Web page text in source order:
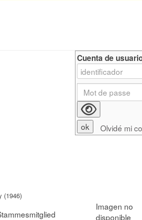
(1946)
Cuenta de
Olvidé mi